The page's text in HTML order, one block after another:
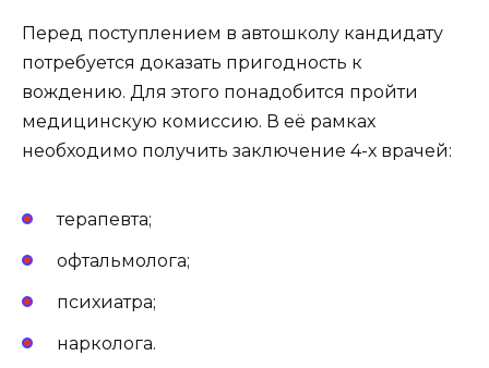
Перед поступлением в автошколу кандидату
потребуется доказать пригодность к
вождению. Для этого понадобится пройти
медицинскую комиссию. В её рамках
необходимо получить заключение 4-х врачей:
терапевта;
офтальмолога;
психиатра;
нарколога.